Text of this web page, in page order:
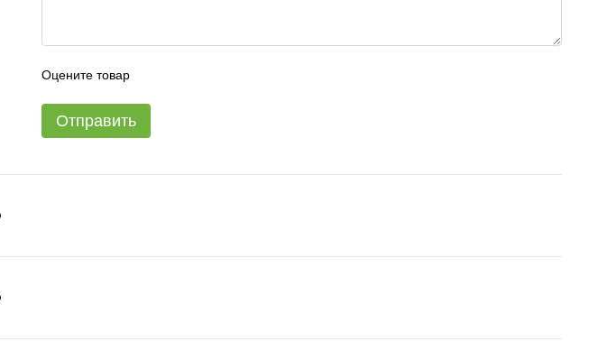
Оцените товар
Отправить